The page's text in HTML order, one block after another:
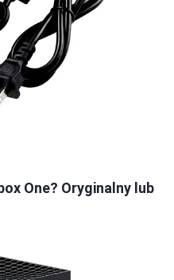
One? Oryginalny lub